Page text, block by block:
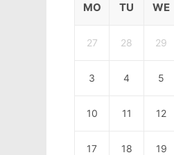
MO TU WE
27 28 29
3 4 5
10 11 12
17 18 19